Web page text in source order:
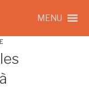
MENU